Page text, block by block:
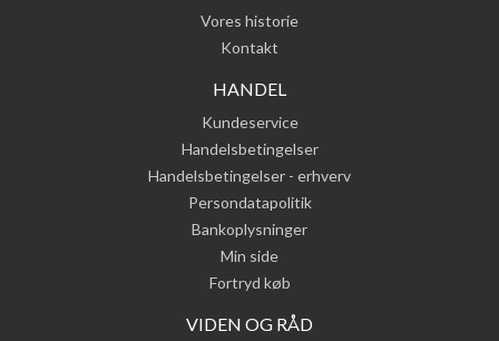
Vores historie
Kontakt
HANDEL
Kundeservice
Handelsbetingelser
Handelsbetingelser - erhverv
Persondatapolitik
Bankoplysninger
Min side
Fortryd køb
VIDEN OG RÅD